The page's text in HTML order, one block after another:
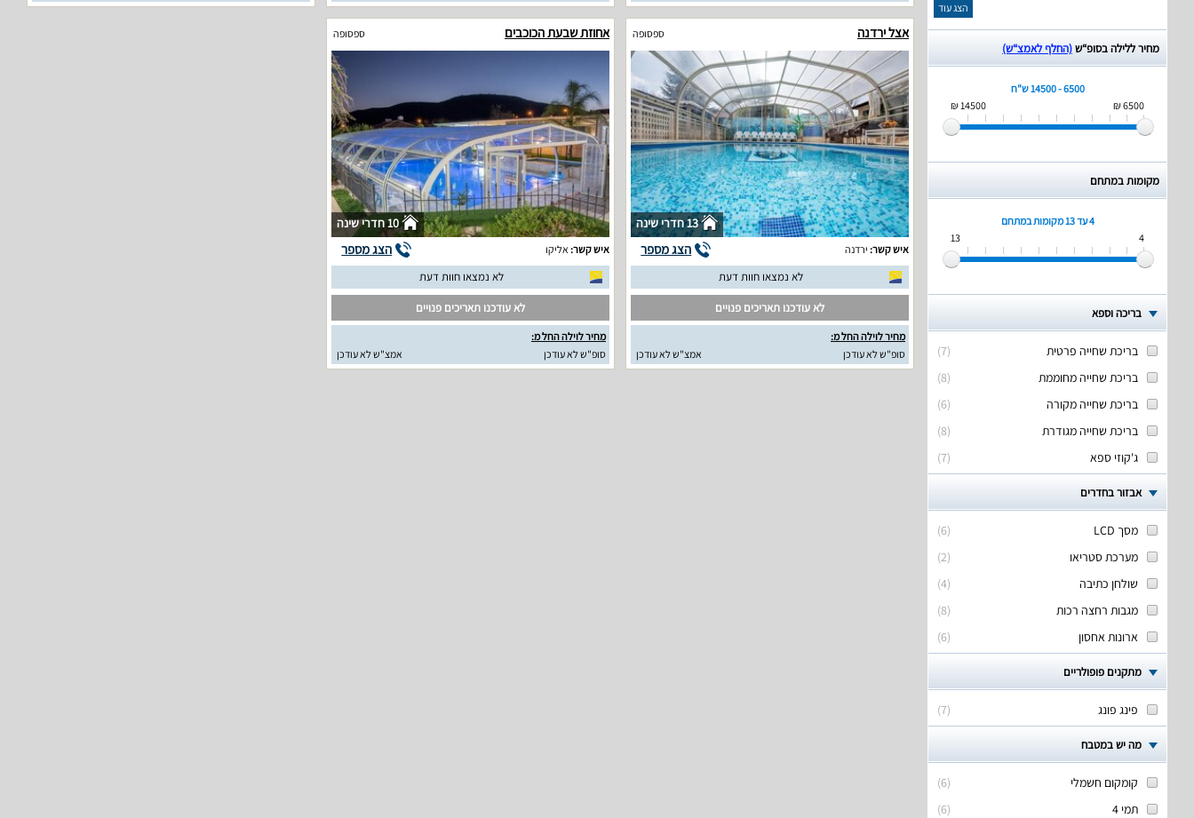
הצג עוד
מחיר ללילה בסופ“ש(החלף לאמצ“ש)
6500 - 14500 ש"ח
6500 ₪
14500 ₪
מקומות במתחם
4 עד 13
מקומות במתחם
4
13
בריכה וספא
(
7
)
בריכת שחייה פרטית
(
8
)
בריכת שחייה מחוממת
(
6
)
בריכת שחייה מקורה
(
8
)
בריכת שחייה מגודרת
(
7
) ג'קוזי ספא
אבזור בחדרים
(
6
)
מסך LCD
(
2
)
מערכת סטריאו
(
4
)
שולחן כתיבה
(
8
)
מגבות רחצה רכות
(
6
) ארונות אחסון
מתקנים פופולריים
(
7
) פינג פונג
מה יש במטבח
(
6
)
קומקום חשמלי
(
6
)
תמי 4
אצל ירדנה ספסופה
13 חדרי שינה
איש קשר: ירדנה הצג מספר
לא נמצאו חוות דעת
לא עודכנו תאריכים פנויים
מחיר לוילה החל מ:
סופ"ש לא עודכן
אמצ"ש לא עודכן
אחוזת שבעת הכוכבים ספסופה
10 חדרי שינה
איש קשר: אליקו הצג מספר
לא נמצאו חוות דעת
לא עודכנו תאריכים פנויים
מחיר לוילה החל מ:
סופ"ש לא עודכן
אמצ"ש לא עודכן